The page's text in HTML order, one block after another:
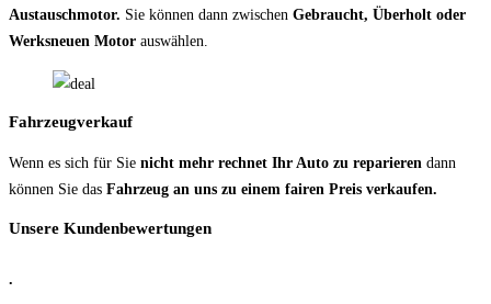
Austauschmotor. Sie können dann zwischen Gebraucht, Überholt oder
Werksneuen Motor auswählen.
Fahrzeugverkauf
Wenn es sich für Sie nicht mehr rechnet Ihr Auto zu reparieren dann
können Sie das Fahrzeug an uns zu einem fairen Preis verkaufen.
Unsere Kundenbewertungen
.